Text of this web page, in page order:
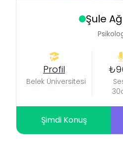
Şule
Profil
Belek Üniversitesi
Şimdi Konuş